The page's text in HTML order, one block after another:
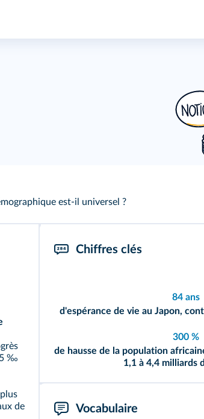
est-il universel ?
‰
de
Chiffres clés
84 ans
d'espérance de vie au Japon,
300 %
de hausse de la population
1,1 à 4,4 milliards
Vocabulaire